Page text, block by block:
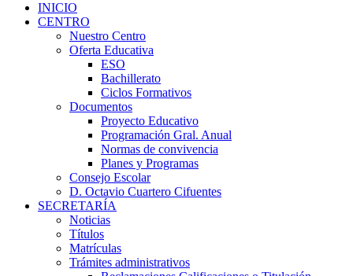
INICIO
CENTRO
Nuestro Centro
Oferta Educativa
ESO
Bachillerato
Ciclos Formativos
Documentos
Proyecto Educativo
Programación Gral. Anual
Normas de convivencia
Planes y Programas
Consejo Escolar
D. Octavio Cuartero Cifuentes
SECRETARÍA
Noticias
Títulos
Matrículas
Trámites administrativos